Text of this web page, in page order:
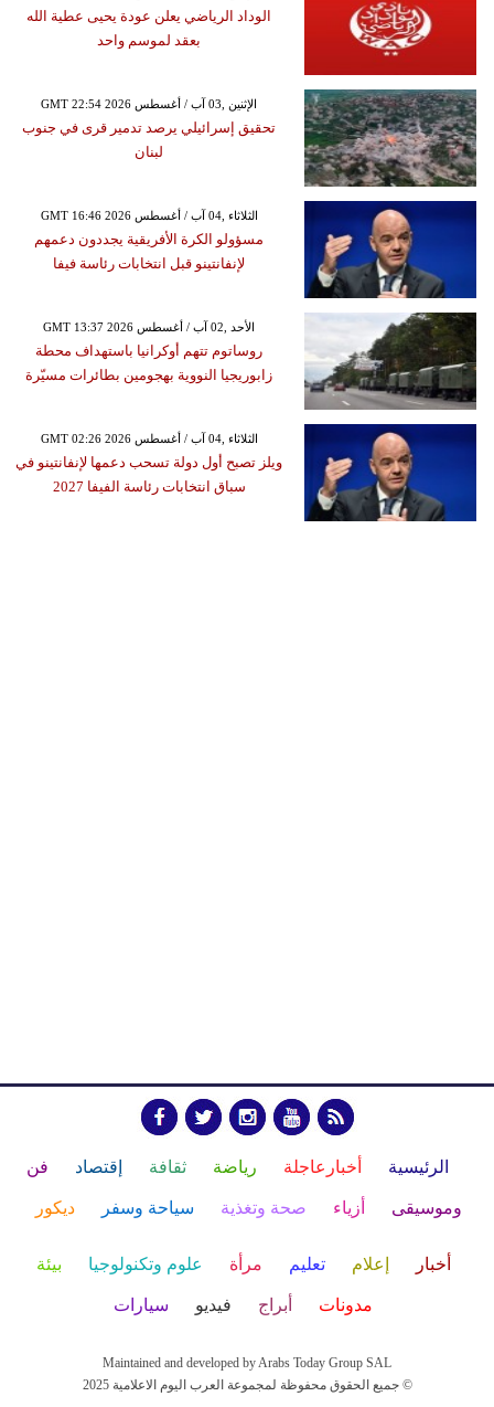
الوداد الرياضي يعلن عودة يحيى عطية الله
بعقد لموسم واحد
GMT 22:54 2026 الإثنين ,03 آب / أغسطس
تحقيق إسرائيلي يرصد تدمير قرى في جنوب
لبنان
GMT 16:46 2026 الثلاثاء ,04 آب / أغسطس
مسؤولو الكرة الأفريقية يجددون دعمهم
لإنفانتينو قبل انتخابات رئاسة فيفا
GMT 13:37 2026 الأحد ,02 آب / أغسطس
روساتوم تتهم أوكرانيا باستهداف محطة
زابوريجيا النووية بهجومين بطائرات مسيّرة
GMT 02:26 2026 الثلاثاء ,04 آب / أغسطس
ويلز تصبح أول دولة تسحب دعمها لإنفانتينو في
سباق انتخابات رئاسة الفيفا 2027
الرئيسية أخبارعاجلة رياضة ثقافة إقتصاد فن
وموسيقى أزياء صحة وتغذية سياحة وسفر ديكور
أخبار إعلام تعليم مرأة علوم وتكنولوجيا بيئة
مدونات أبراج فيديو سيارات
Maintained and developed by Arabs Today Group SAL
جميع الحقوق محفوظة لمجموعة العرب اليوم الاعلامية 2025 ©